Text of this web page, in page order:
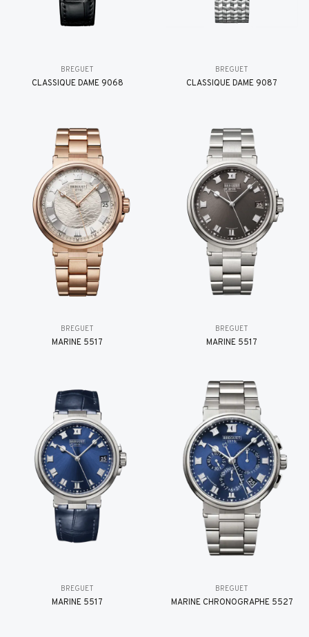
BREGUET
CLASSIQUE DAME 9068
BREGUET
CLASSIQUE DAME 9087
BREGUET
MARINE 5517
BREGUET
MARINE 5517
BREGUET
MARINE 5517
BREGUET
MARINE CHRONOGRAPHE 5527